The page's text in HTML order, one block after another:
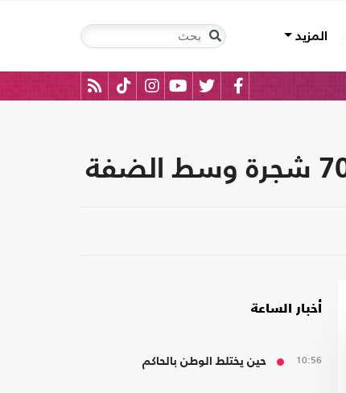
المزيد
أخبار الساعة
10:56 حين يختلط الوطن بالحاكم